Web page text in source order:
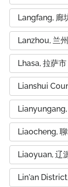
Langfang, 廊
Lanzhou, 兰
Lhasa, 拉萨市
Lianshui
Liaocheng,
Liaoyuan, 辽
Lin'an